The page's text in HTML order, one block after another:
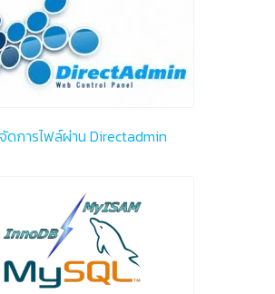
ดการไฟล์ผ่าน Directadmin